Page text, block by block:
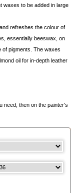
waxes to be added in large
refreshes the colour of
essentially beeswax, on
of pigments. The waxes
oil for in-depth leather
need, then on the painter's